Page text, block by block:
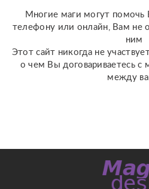
Многие маги могут помочь
телефону или онлайн, Вам не
ним
Этот сайт никогда не
о чем Вы договариваетесь с
между